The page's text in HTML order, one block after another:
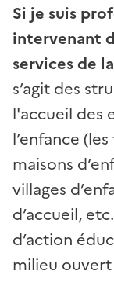
Si je suis
intervenant
services de
s’agit des
l'accueil des
l’enfance
maisons
villages
d’accueil,
d’action
milieu ouvert